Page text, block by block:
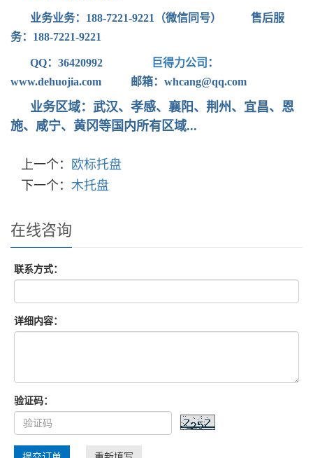
业务业务：188-7221-9221（微信同号） 售后服
务：188-7221-9221
QQ：36420992 巨得力公司 ：
www.dehuojia.com 邮箱：whcang@qq.com
业务区域：武汉、孝感、襄阳、荆州、宜昌、恩
施、咸宁、黄冈等国内所有区域...
上一个： 欧标托盘
下一个： 木托盘
在线咨询
联系方式：
详细内容：
验证码：